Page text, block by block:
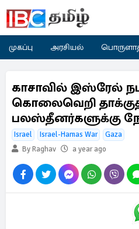
முகப்பு அரசியல்
காசாவில் இஸ்ரேல்
கொலைவெறி
பலஸ்தீனர்களுக்கு
Israel Israel-Hamas War
Gaza
By Raghav
a year ago